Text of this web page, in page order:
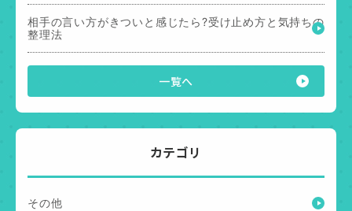
相手の言い方がきついと感じたら?受け止め方と気持ちの
整理法
一覧へ
カテゴリ
その他